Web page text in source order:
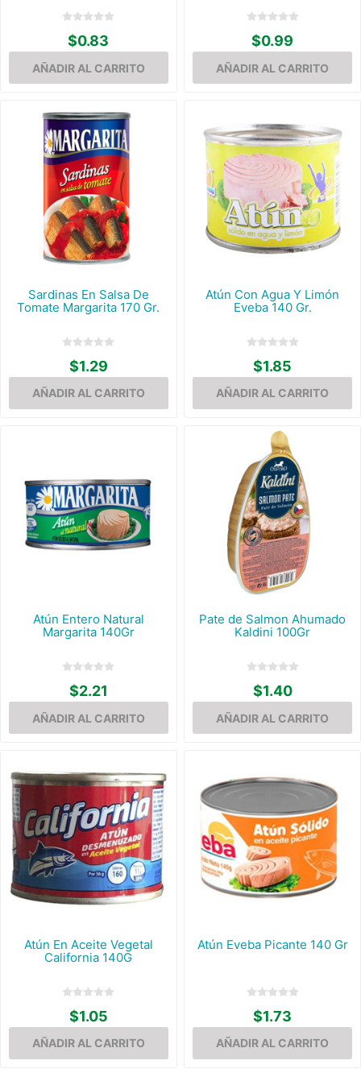
$0.83 $0.99
Sardinas En Salsa De
Tomate Margarita 170 Gr.
$1.29
Atún Con Agua Y Limón
Eveba 140 Gr.
$1.85
Atún Entero Natural
Margarita 140Gr
$2.21
Pate de Salmon Ahumado
Kaldini 100Gr
$1.40
Atún En Aceite Vegetal
California 140G
$1.05
Atún Eveba Picante 140 Gr
$1.73